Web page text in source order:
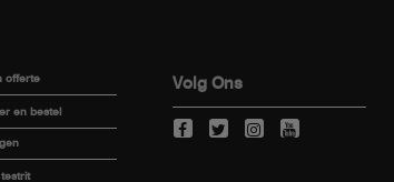
offerte
en bestel
Volg Ons